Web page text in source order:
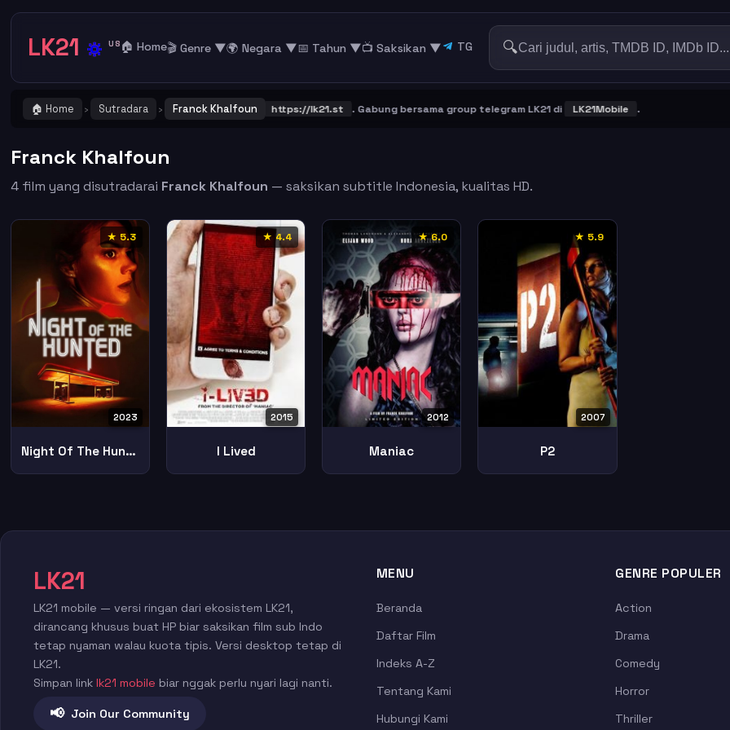
LK21 🔅 US 🏠 Home🎬 Genre ▼🌍 Negara ▼📅 Tahun ▼📺 Saksikan ▼ TG 🔍
🏠 Home › Sutradara › Franck Khalfoun
! Catat dan Bookmark alamat URL LK21 https://lk21.st . Gabung bersama group telegram LK21 di LK21Mobile .
Franck Khalfoun
4 film yang disutradarai Franck Khalfoun — saksikan subtitle Indonesia, kualitas HD.
★ 5.3
2023
Night Of The Hunted
★ 4.4
2015
I Lived
★ 6.0
2012
Maniac
★ 5.9
2007
P2
LK21
LK21 mobile — versi ringan dari ekosistem LK21,
dirancang khusus buat HP biar saksikan film sub Indo
tetap nyaman walau kuota tipis. Versi desktop tetap di
LK21.
Simpan link lk21 mobile biar nggak perlu nyari lagi nanti.
📢 Join Our Community
MENU
Beranda
Daftar Film
Indeks A-Z
Tentang Kami
Hubungi Kami
GENRE POPULER
Action
Drama
Comedy
Horror
Thriller